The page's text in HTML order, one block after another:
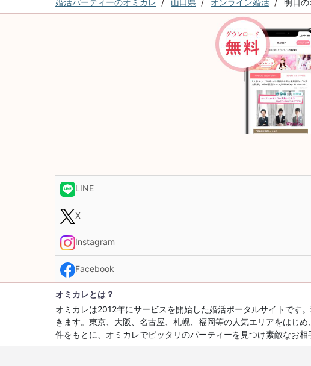
LINE
X
Instagram
Facebook
オミカレとは？
オミカレは2012年にサービスを開始した婚活ポータルサイトです
きます。東京、大阪、名古屋、札幌、福岡等の人気エリアをはじ
件をもとに、オミカレでピッタリのパーティーを見つけ素敵なお相